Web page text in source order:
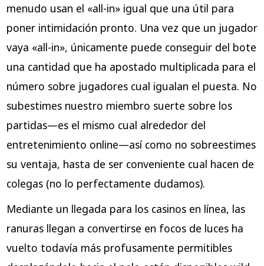
menudo usan el «all-in» igual que una útil para
poner intimidación pronto. Una vez que un jugador
vaya «all-in», únicamente puede conseguir del bote
una cantidad que ha apostado multiplicada para el
número sobre jugadores cual igualan el puesta. No
subestimes nuestro miembro suerte sobre los
partidas—es el mismo cual alrededor del
entretenimiento online—así­ como no sobreestimes
su ventaja, hasta de ser conveniente cual hacen de
colegas (no lo perfectamente dudamos).
Mediante un llegada para los casinos en línea, las
ranuras llegan a convertirse en focos de luces ha
vuelto todavía más profusamente permitibles